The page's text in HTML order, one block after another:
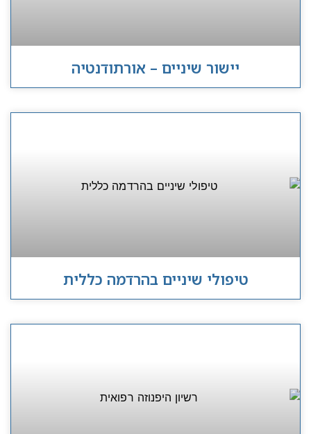
יישור שיניים – אורתודנטיה
טיפולי שיניים בהרדמה כללית